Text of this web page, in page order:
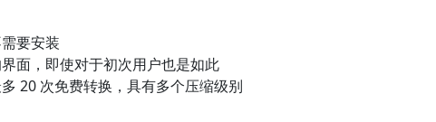
要安装
面，即使对于初次用户也是如此
20 次免费转换，具有多个压缩级别